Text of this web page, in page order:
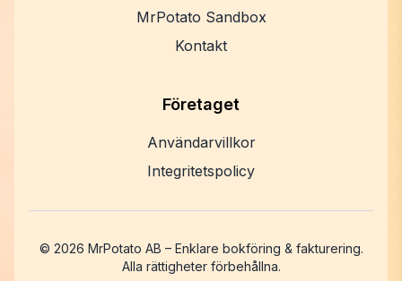
MrPotato Sandbox
Kontakt
Företaget
Användarvillkor
Integritetspolicy
© 2026 MrPotato AB – Enklare bokföring & fakturering.
Alla rättigheter förbehållna.